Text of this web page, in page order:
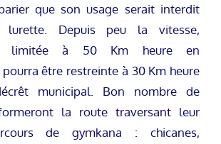
que son usage serait interdit
lurette. Depuis peu la vitesse,
limitée à 50 Km heure en
être restreinte à 30 Km heure
municipal. Bon nombre de
la route traversant leur
de gymkana : chicanes,